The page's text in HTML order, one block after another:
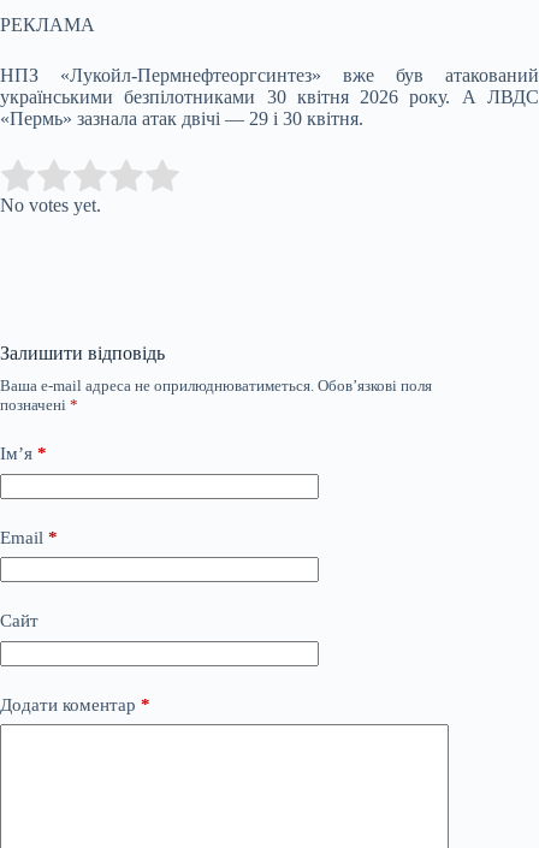
РЕКЛАМА
НПЗ «Лукойл-Пермнефтеоргсинтез» вже був атакований
українськими безпілотниками 30 квітня 2026 року. А ЛВДС
«Пермь» зазнала атак двічі — 29 і 30 квітня.
Rate this item:
No votes yet.
Залишити відповідь
Ваша e-mail адреса не оприлюднюватиметься. Обов’язкові поля
позначені *
Ім’я *
Email *
Сайт
Додати коментар *